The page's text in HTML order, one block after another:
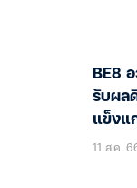
BE8
รับผล
แข็งแ
11 ส.ค.